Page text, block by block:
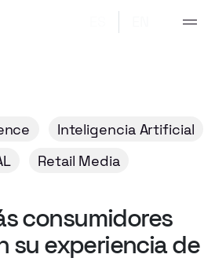
Inteligencia Artificial
Retail Media
consumidores
su experienciade